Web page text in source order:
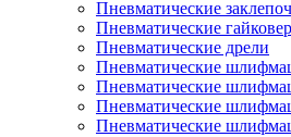
Пневматические
Пневматические
Пневматические дрели
Пневматические
Пневматические
Пневматические
Пневматические